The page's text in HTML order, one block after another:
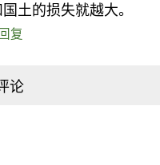
土的损失就越大。
回复
论